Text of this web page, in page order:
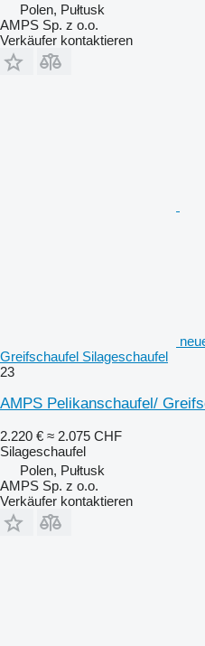
Polen, Pułtusk
AMPS Sp. z o.o.
Verkäufer kontaktieren
Greifschaufel Silageschaufel
23
AMPS Pelikanschaufel/
2.220 € ≈ 2.075 CHF
Silageschaufel
Polen, Pułtusk
AMPS Sp. z o.o.
Verkäufer kontaktieren